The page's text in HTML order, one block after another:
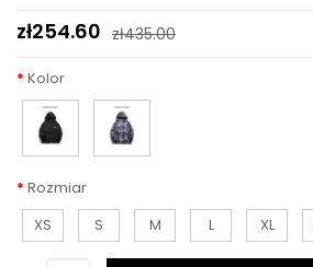
zł254.60 zł435.00
Kolor
Rozmiar
XS
S M L XL